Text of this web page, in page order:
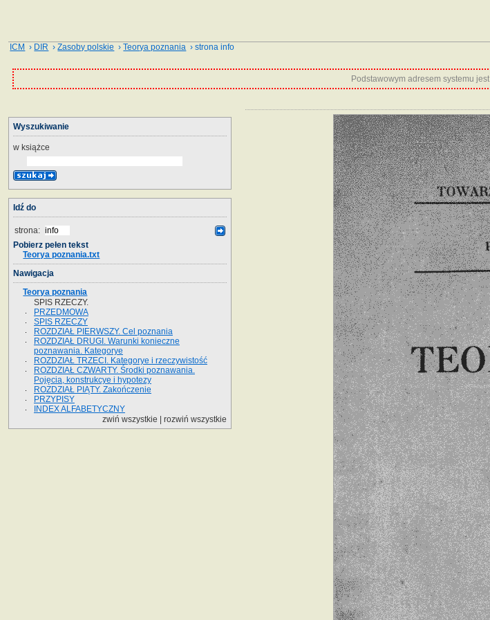
ICM › DIR ›Zasoby polskie ›Teorya poznania › strona info
Podstawowym adresem systemu jest
Wyszukiwanie
w książce
Idź do
strona:
Pobierz pełen tekst
Teorya poznania.txt
Nawigacja
Teorya poznania
SPIS RZECZY.
PRZEDMOWA
SPIS RZECZY
ROZDZIAŁ PIERWSZY. Cel poznania
ROZDZIAŁ DRUGI. Warunki konieczne
poznawania. Kategorye
ROZDZIAŁ TRZECI. Kategorye i rzeczywistość
ROZDZIAŁ CZWARTY. Środki poznawania.
Pojęcia, konstrukcye i hypotezy
ROZDZIAŁ PIĄTY. Zakończenie
PRZYPISY
INDEX ALFABETYCZNY
zwiń wszystkie |rozwiń wszystkie